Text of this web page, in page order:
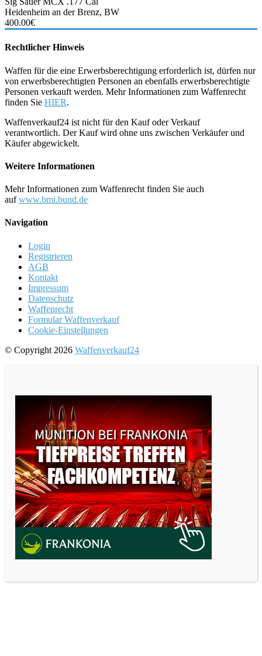
Heidenheim an der Brenz, BW
400.00€
Rechtlicher Hinweis
Waffen für die eine Erwerbsberechtigung erforderlich ist, dürfen nur
von erwerbsberechtigten Personen an ebenfalls erwerbsberechtigte
Personen verkauft werden. Mehr Informationen zum Waffenrecht
finden Sie HIER.
Waffenverkauf24 ist nicht für den Kauf oder Verkauf
verantwortlich. Der Kauf wird ohne uns zwischen Verkäufer und
Käufer abgewickelt.
Weitere Informationen
Mehr Informationen zum Waffenrecht finden Sie auch
aufwww.bmi.bund.de
Navigation
Login
Registrieren
AGB
Kontakt
Impressum
Datenschutz
Waffenrecht
Formular Waffenverkauf
Cookie-Einstellungen
© Copyright 2026 Waffenverkauf24